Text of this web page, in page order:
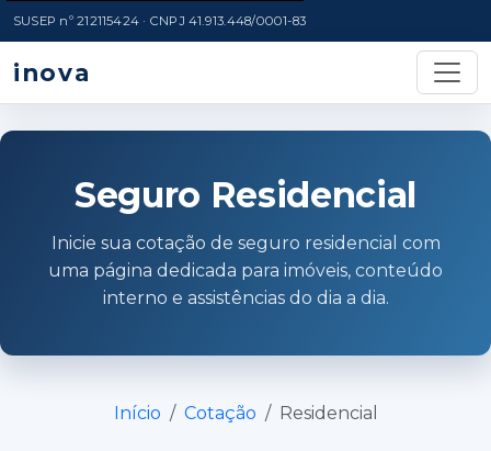
SUSEP nº 212115424 · CNPJ 41.913.448/0001-83
inova
Seguro Residencial
Inicie sua cotação de seguro residencial com
uma página dedicada para imóveis, conteúdo
interno e assistências do dia a dia.
Início Cotação Residencial